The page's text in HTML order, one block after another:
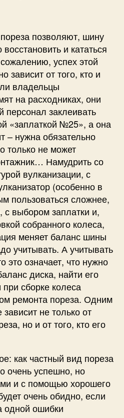
позволяют, шину
и кататься
успех этой
зависит от того, кто и
владельцы
на расходниках, они
персонал заклеивать
«заплаткой №25», а она
– нужна обязательно
только не может
Намудрить со
вулканизации, с
(особенно в
пользоваться сложнее,
с выбором заплатки и,
собранного колеса,
меняет баланс шины
учитывать. А учитывать
это означает, что нужно
диска, найти его
сборке колеса
ремонта пореза. Одним
не только от
но и от того, кто его
как частный вид пореза
очень успешно, но
и с помощью хорошего
очень обидно, если
одной ошибки